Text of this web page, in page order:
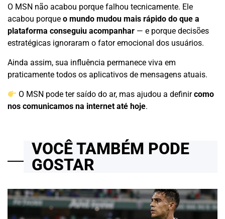
O MSN não acabou porque falhou tecnicamente. Ele
acabou porque o mundo mudou mais rápido do que a
plataforma conseguiu acompanhar — e porque decisões
estratégicas ignoraram o fator emocional dos usuários.
Ainda assim, sua influência permanece viva em
praticamente todos os aplicativos de mensagens atuais.
O MSN pode ter saído do ar, mas ajudou a definircomo
nos comunicamos na internet até hoje.
VOCÊ TAMBÉM PODE
GOSTAR